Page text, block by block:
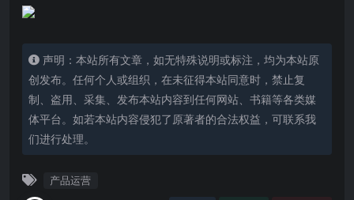
声明：本站所有文章，如无特殊说明或标注，均为本站原
创发布。任何个人或组织，在未征得本站同意时，禁止复
制、盗用、采集、发布本站内容到任何网站、书籍等各类媒
体平台。如若本站内容侵犯了原著者的合法权益，可联系我
们进行处理。
产品运营